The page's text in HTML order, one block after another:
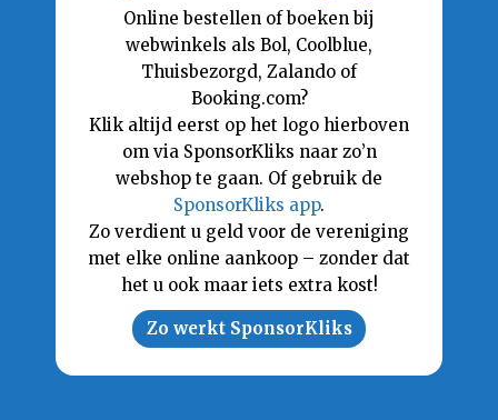
Online bestellen of boeken bij
webwinkels als Bol, Coolblue,
Thuisbezorgd, Zalando of
Booking.com?
Klik altijd eerst op het logo hierboven
om via SponsorKliks naar zo’n
webshop te gaan. Of gebruik de
SponsorKliks app.
Zo verdient u geld voor de vereniging
met elke online aankoop – zonder dat
het u ook maar iets extra kost!
Zo werkt SponsorKliks